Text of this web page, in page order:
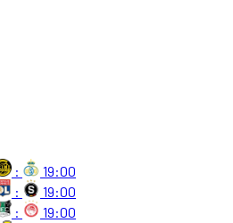
:
19:00
:
19:00
:
19:00